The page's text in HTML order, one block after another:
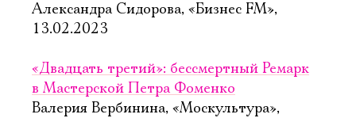
Александра Сидорова, «Бизнес FM»,
13.02.2023
«Двадцать третий»: бессмертный Ремарк
в Мастерской Петра Фоменко
Валерия Вербинина, «Москультура»,